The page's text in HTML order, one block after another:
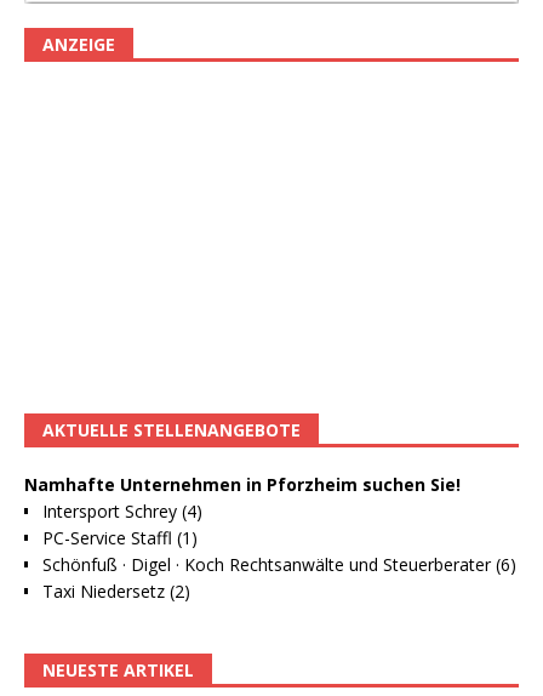
ANZEIGE
AKTUELLE STELLENANGEBOTE
Namhafte Unternehmen in Pforzheim suchen Sie!
Intersport Schrey (4)
PC-Service Staffl (1)
Schönfuß · Digel · Koch Rechtsanwälte und Steuerberater (6)
Taxi Niedersetz (2)
NEUESTE ARTIKEL